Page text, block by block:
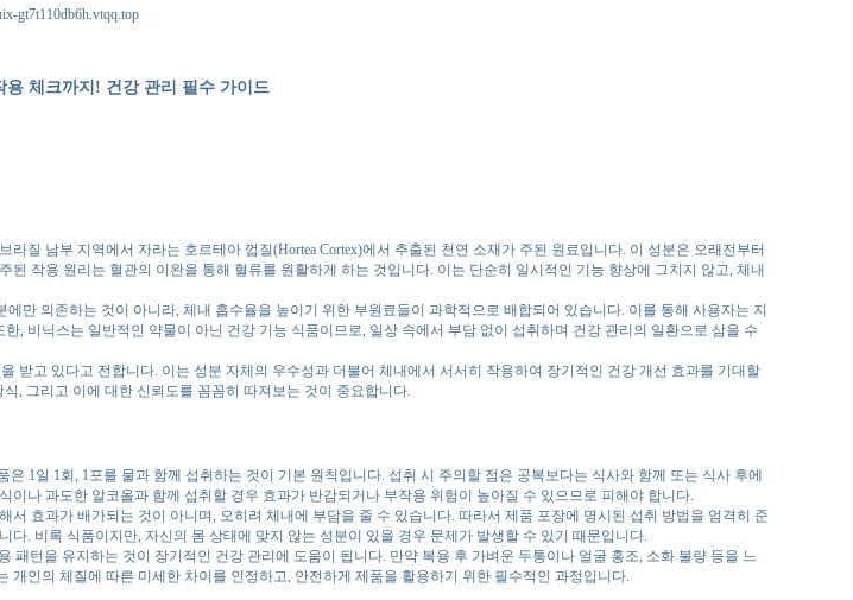
gt7t110db6h.vtqq.top
체크까지! 건강 관리 필수 가이드
질 남부 지역에서 자라는 호르테아 껍질(Hortea Cortex)에서 추출된 천연 소재가 주된 원료입니다. 이 성분은 오래전부터
작용 원리는 혈관의 이완을 통해 혈류를 원활하게 하는 것입니다. 이는 단순히 일시적인 기능 향상에 그치지 않고, 체내
만 의존하는 것이 아니라, 체내 흡수율을 높이기 위한 부원료들이 과학적으로 배합되어 있습니다. 이를 통해 사용자는 지
비닉스는 일반적인 약물이 아닌 건강 기능 식품이므로, 일상 속에서 부담 없이 섭취하며 건강 관리의 일환으로 삼을 수
고 있다고 전합니다. 이는 성분 자체의 우수성과 더불어 체내에서 서서히 작용하여 장기적인 건강 개선 효과를 기대할
, 그리고 이에 대한 신뢰도를 꼼꼼히 따져보는 것이 중요합니다.
1일 1회, 1포를 물과 함께 섭취하는 것이 기본 원칙입니다. 섭취 시 주의할 점은 공복보다는 식사와 함께 또는 식사 후에
나 과도한 알코올과 함께 섭취할 경우 효과가 반감되거나 부작용 위험이 높아질 수 있으므로 피해야 합니다.
효과가 배가되는 것이 아니며, 오히려 체내에 부담을 줄 수 있습니다. 따라서 제품 포장에 명시된 섭취 방법을 엄격히 준
. 비록 식품이지만, 자신의 몸 상태에 맞지 않는 성분이 있을 경우 문제가 발생할 수 있기 때문입니다.
턴을 유지하는 것이 장기적인 건강 관리에 도움이 됩니다. 만약 복용 후 가벼운 두통이나 얼굴 홍조, 소화 불량 등을 느
인의 체질에 따른 미세한 차이를 인정하고, 안전하게 제품을 활용하기 위한 필수적인 과정입니다.